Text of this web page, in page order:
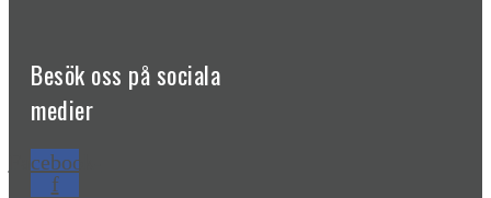
Besök oss påsociala
medier
Facebook-
f